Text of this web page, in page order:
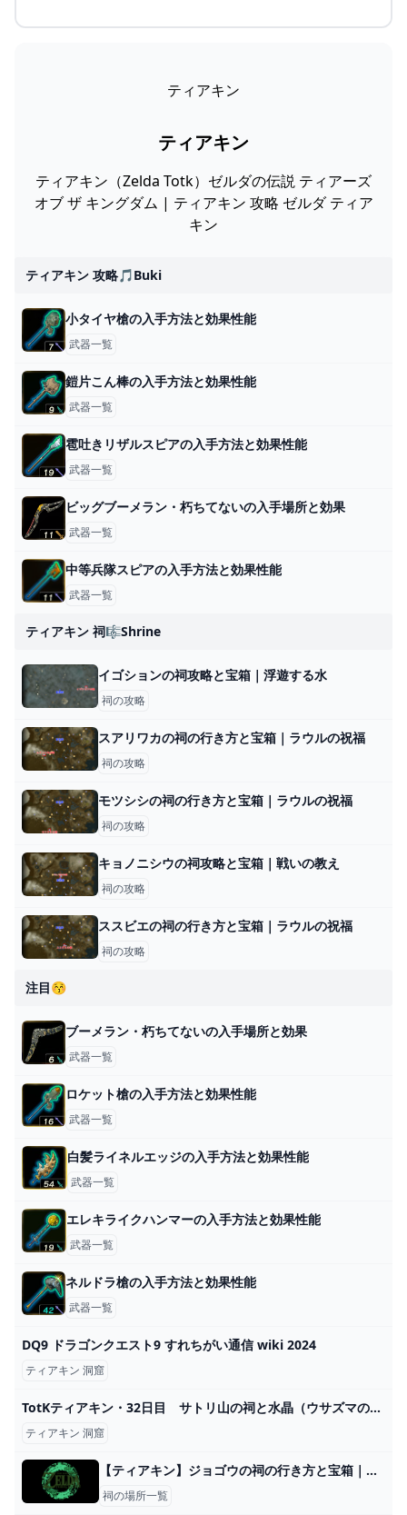
ティアキン
ティアキン
ティアキン（Zelda Totk）ゼルダの伝説 ティアーズ
オブ ザ キングダム | ティアキン 攻略 ゼルダ ティア
キン
ティアキン 攻略🎵buki
小タイヤ槍の入手方法と効果性能
武器一覧
鎧片こん棒の入手方法と効果性能
武器一覧
雹吐きリザルスピアの入手方法と効果性能
武器一覧
ビッグブーメラン・朽ちてないの入手場所と効果
武器一覧
中等兵隊スピアの入手方法と効果性能
武器一覧
ティアキン 祠🎼shrine
イゴションの祠攻略と宝箱｜浮遊する水
祠の攻略
スアリワカの祠の行き方と宝箱｜ラウルの祝福
祠の攻略
モツシシの祠の行き方と宝箱｜ラウルの祝福
祠の攻略
キョノニシウの祠攻略と宝箱｜戦いの教え
祠の攻略
ススビエの祠の行き方と宝箱｜ラウルの祝福
祠の攻略
注目😚
ブーメラン・朽ちてないの入手場所と効果
武器一覧
ロケット槍の入手方法と効果性能
武器一覧
白髪ライネルエッジの入手方法と効果性能
武器一覧
エレキライクハンマーの入手方法と効果性能
武器一覧
ネルドラ槍の入手方法と効果性能
武器一覧
DQ9 ドラゴンクエスト9 すれちがい通信 wiki 2024
ティアキン 洞窟
TotKティアキン・32日目 サトリ山の祠と水晶（ウサズマの祠） - ちょっとしたゲーム日記：楽天ブログ
ティアキン 洞窟
【ティアキン】ジョゴウの祠の行き方と宝箱｜ラウルの祝福【ゼルダの伝説ティアーズオブザキングダム】
祠の場所一覧